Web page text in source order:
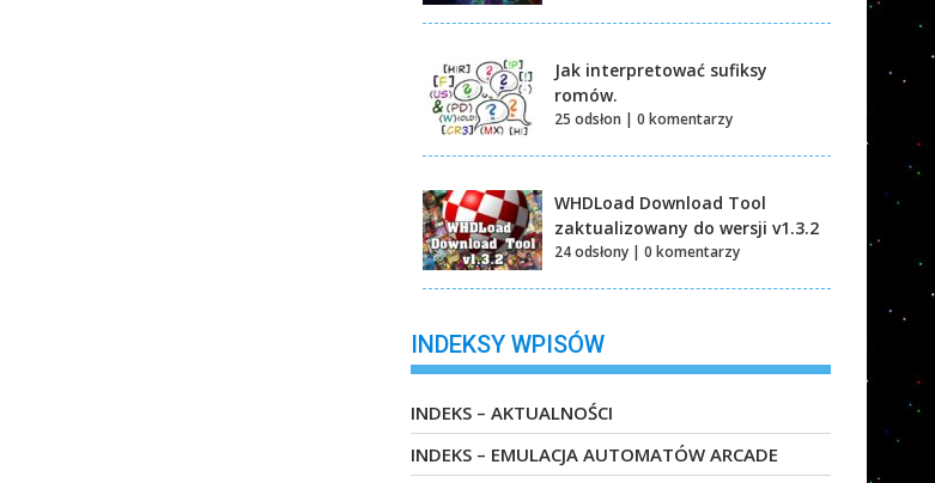
Jak interpretować sufiksy
romów.
25 odsłon | 0 komentarzy
WHDLoad Download Tool
zaktualizowany do wersji v1.3.2
24 odsłony | 0 komentarzy
INDEKSY WPISÓW
INDEKS – AKTUALNOŚCI
INDEKS – EMULACJA AUTOMATÓW ARCADE